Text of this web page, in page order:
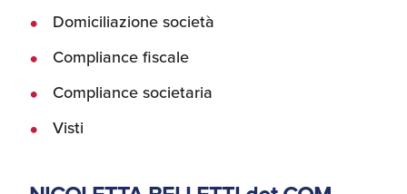
Domiciliazione società
Compliance fiscale
Compliance societaria
Visti